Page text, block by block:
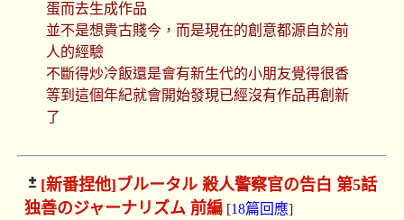
蛋而去生成作品
並不是想貴古賤今，而是現在的創意都源自於前
人的經驗
不斷得炒冷飯還是會有新生代的小朋友覺得很香
等到這個年紀就會開始發現已經沒有作品再創新
了
[新番捏他]ブルータル 殺人警察官の告白 第5話
独善のジャーナリズム 前編[18篇回應]